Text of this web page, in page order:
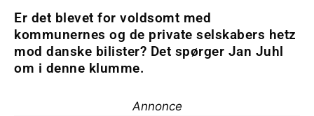
Er det blevet for voldsomt med
kommunernes og de private selskabers hetz
mod danske bilister? Det spørger Jan Juhl
om i denne klumme.
Annonce